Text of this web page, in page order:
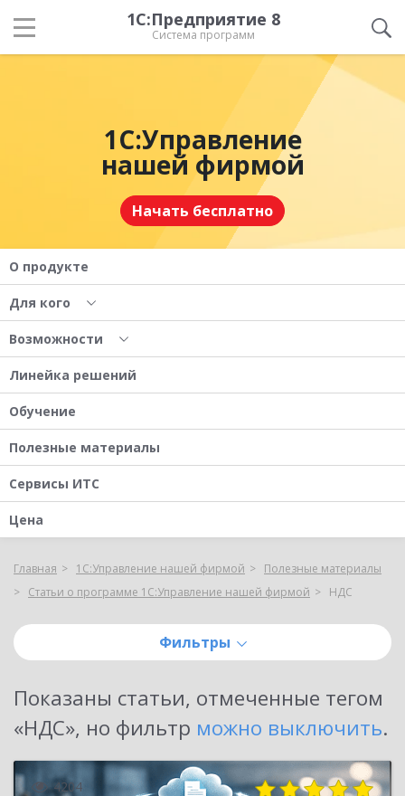
1С:Предприятие 8
Система программ
1С:Управление
нашей фирмой
Начать бесплатно
О продукте
Для кого
Возможности
Линейка решений
Обучение
Полезные материалы
Сервисы ИТС
Цена
Главная 1С:Управление нашей фирмой
Полезные материалы
Статьи о программе 1С:Управление нашей фирмой
НДС
Фильтры
Показаны статьи, отмеченные тегом
«НДС», но фильтр можно выключить.
4204